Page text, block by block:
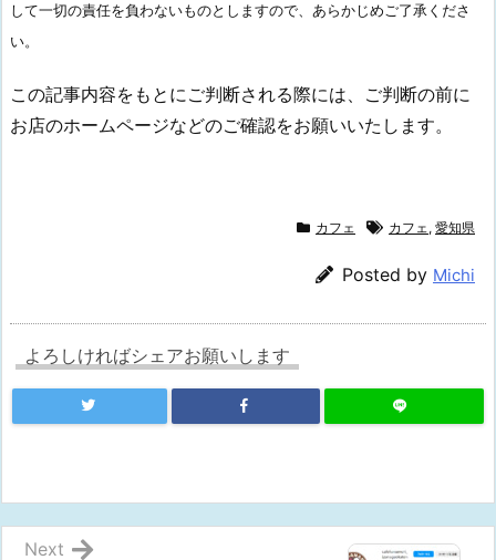
して一切の責任を負わないものとしますので、あらかじめご了承くださ
い。
この記事内容をもとにご判断される際には、ご判断の前に
お店のホームページなどのご確認をお願いいたします。
カフェ カフェ , 愛知県
Posted by Michi
よろしければシェアお願いします
Next